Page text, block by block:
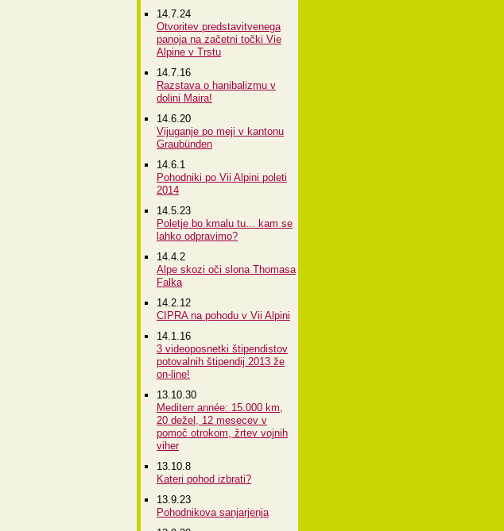
14.7.24
Otvoritev predstavitvenega
panoja na začetni točki Vie
Alpine v Trstu
14.7.16
Razstava o hanibalizmu v
dolini Maira!
14.6.20
Vijuganje po meji v kantonu
Graubünden
14.6.1
Pohodniki po Vii Alpini poleti
2014
14.5.23
Poletje bo kmalu tu... kam se
lahko odpravimo?
14.4.2
Alpe skozi oči slona Thomasa
Falka
14.2.12
CIPRA na pohodu v Vii Alpini
14.1.16
3 videoposnetki štipendistov
potovalnih štipendij 2013 že
on-line!
13.10.30
Mediterr année: 15.000 km,
20 dežel, 12 mesecev v
pomoč otrokom, žrtev vojnih
viher
13.10.8
Kateri pohod izbrati?
13.9.23
Pohodnikova sanjarjenja